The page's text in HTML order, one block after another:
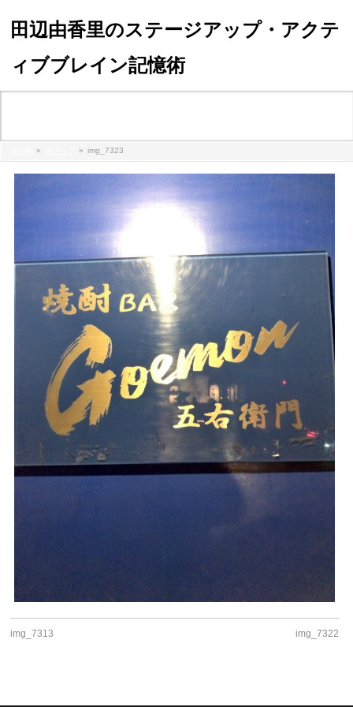
田辺由香里のステージアップ・アクテ
ィブブレイン記憶術
» » img_7323
img_7313 img_7322